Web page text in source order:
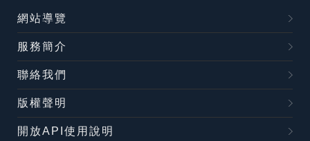
網站導覽
服務簡介
聯絡我們
版權聲明
開放API使用說明